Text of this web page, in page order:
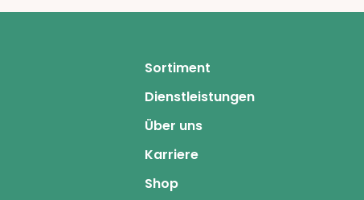
Sortiment
Dienstleistungen
Über uns
Karriere
Shop